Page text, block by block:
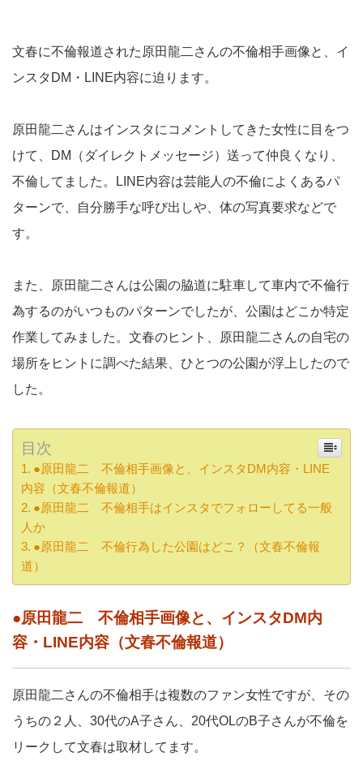
文春に不倫報道された原田龍二さんの不倫相手画像と、イ
ンスタDM・LINE内容に迫ります。
原田龍二さんはインスタにコメントしてきた女性に目をつ
けて、DM（ダイレクトメッセージ）送って仲良くなり、
不倫してました。LINE内容は芸能人の不倫によくあるパ
ターンで、自分勝手な呼び出しや、体の写真要求などで
す。
また、原田龍二さんは公園の脇道に駐車して車内で不倫行
為するのがいつものパターンでしたが、公園はどこか特定
作業してみました。文春のヒント、原田龍二さんの自宅の
場所をヒントに調べた結果、ひとつの公園が浮上したので
した。
目次
●原田龍二 不倫相手画像と、インスタDM内容・LINE
内容（文春不倫報道）
●原田龍二 不倫相手はインスタでフォローしてる一般
人か
●原田龍二 不倫行為した公園はどこ？（文春不倫報
道）
●原田龍二 不倫相手画像と、インスタDM内
容・LINE内容（文春不倫報道）
原田龍二さんの不倫相手は複数のファン女性ですが、その
うちの２人、30代のA子さん、20代OLのB子さんが不倫を
リークして文春は取材してます。